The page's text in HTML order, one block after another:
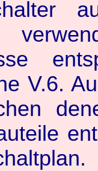
V.6.